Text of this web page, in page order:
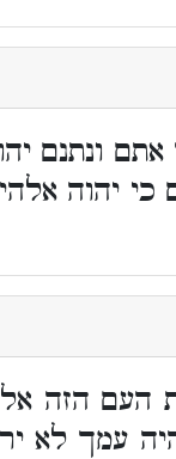
ונתנם
כי יהוה
העם הזה
עמך לא